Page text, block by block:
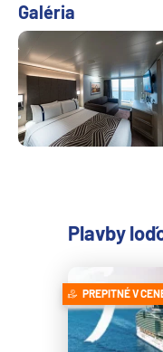
Galéria
Plavby
PREPITNÉ V